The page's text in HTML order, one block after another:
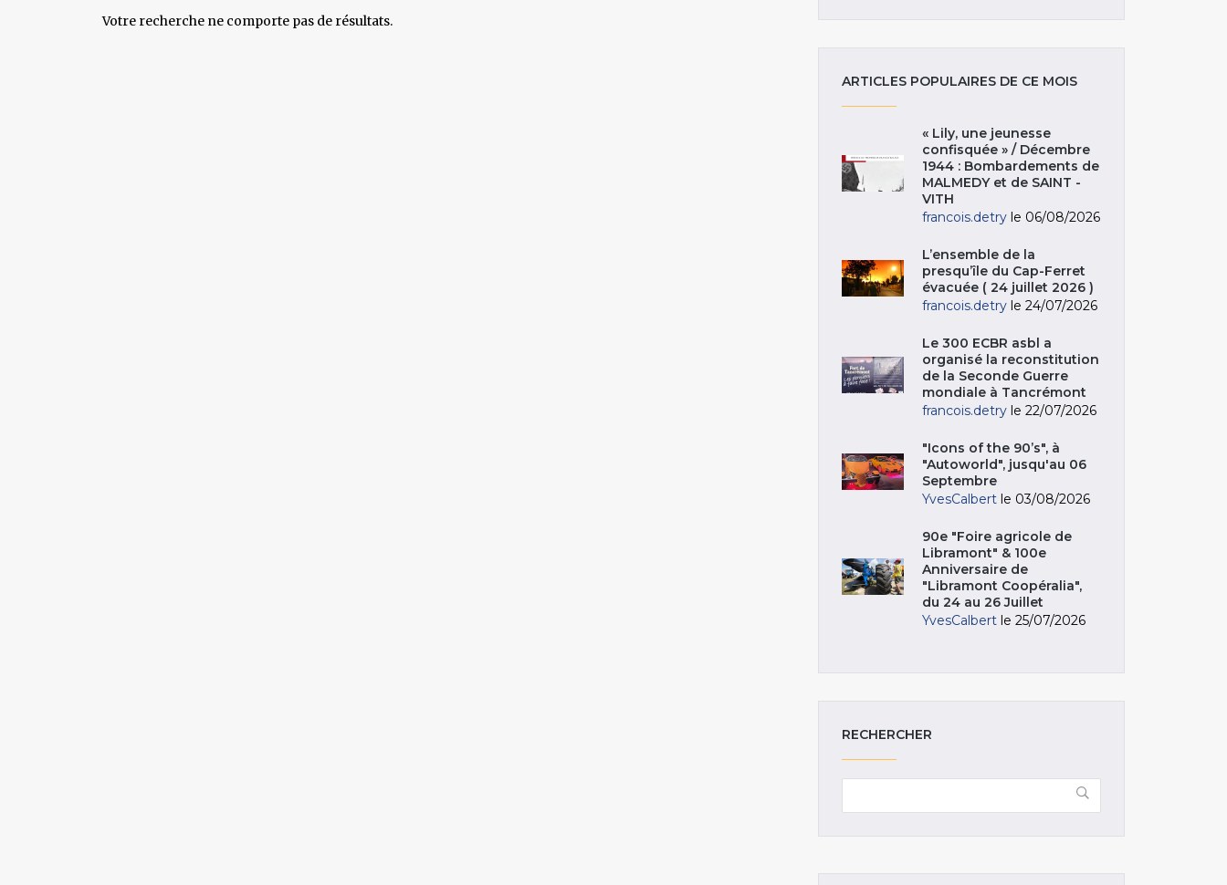
Votre recherche ne comporte pas de résultats.
ARTICLES POPULAIRES DE CE MOIS
« Lily, une jeunesse
confisquée » / Décembre
1944 : Bombardements de
MALMEDY et de SAINT -
VITH
francois.detry le 06/08/2026
L’ensemble de la
presqu’île du Cap-Ferret
évacuée ( 24 juillet 2026 )
francois.detry le 24/07/2026
Le 300 ECBR asbl a
organisé la reconstitution
de la Seconde Guerre
mondiale à Tancrémont
francois.detry le 22/07/2026
"Icons of the 90’s", à
"Autoworld", jusqu'au 06
Septembre
YvesCalbert le 03/08/2026
90e "Foire agricole de
Libramont" & 100e
Anniversaire de
"Libramont Coopéralia",
du 24 au 26 Juillet
YvesCalbert le 25/07/2026
RECHERCHER